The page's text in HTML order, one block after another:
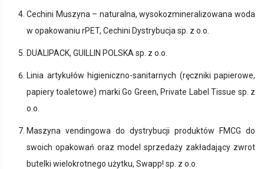
Cechini Muszyna – naturalna, wysokozmineralizowana woda
w opakowaniu rPET, Cechini Dystrybucja sp. z o.o.
DUALIPACK, GUILLIN POLSKA sp. z o.o.
Linia artykułów higieniczno-sanitarnych (ręczniki papierowe,
papiery toaletowe) marki Go Green, Private Label Tissue sp. z
o.o.
Maszyna vendingowa do dystrybucji produktów FMCG do
swoich opakowań oraz model sprzedaży zakładający zwrot
butelki wielokrotnego użytku, Swapp! sp. z o.o.